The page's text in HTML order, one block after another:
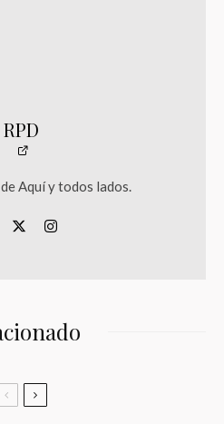
RPD
Aquí y todos lados.